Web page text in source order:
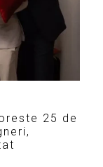
25 de